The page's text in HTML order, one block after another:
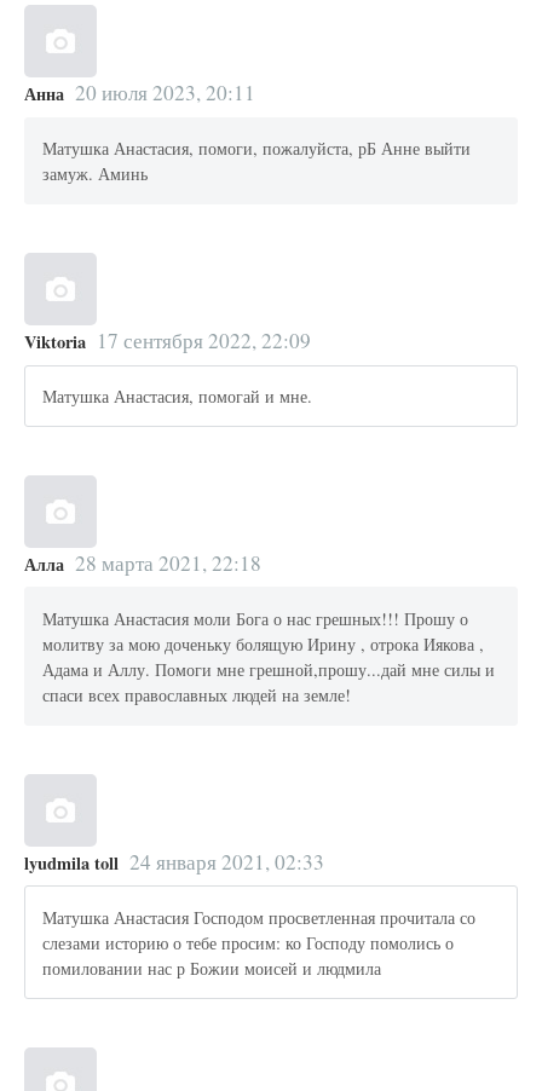
Анна 20 июля 2023, 20:11
Матушка Анастасия, помоги, пожалуйста, рБ Анне выйти
замуж. Аминь
Viktoria 17 сентября 2022, 22:09
Матушка Анастасия, помогай и мне.
Алла 28 марта 2021, 22:18
Матушка Анастасия моли Бога о нас грешных!!! Прошу о
молитву за мою доченьку болящую Ирину , отрока Иякова ,
Адама и Аллу. Помоги мне грешной,прошу...дай мне силы и
спаси всех православных людей на земле!
lyudmila toll 24 января 2021, 02:33
Матушка Анастасия Господом просветленная прочитала со
слезами историю о тебе просим: ко Господу помолись о
помиловании нас р Божии моисей и людмила